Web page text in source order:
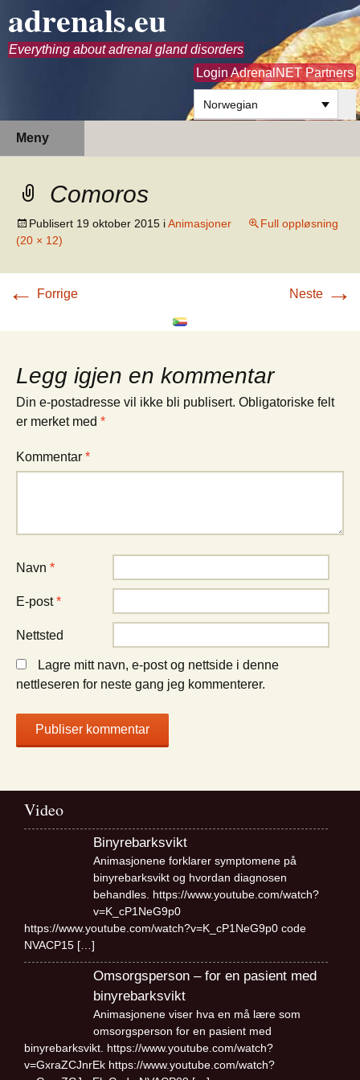
adrenals.eu
Everything about adrenal gland disorders
Login AdrenalNET Partners
Norwegian
Meny
Comoros
Publisert 19 oktober 2015 iAnimasjoner
Full oppløsning
(20 × 12)
← Forrige Neste →
Legg igjen en kommentar
Din e-postadresse vil ikke bli publisert. Obligatoriske felt
er merket med *
Kommentar *
Navn *
E-post*
Nettsted
Lagre mitt navn, e-post og nettside i denne
nettleseren for neste gang jeg kommenterer.
Video
Binyrebarksvikt
Animasjonene forklarer symptomene på
binyrebarksvikt og hvordan diagnosen
behandles. https://www.youtube.com/watch?
v=K_cP1NeG9p0
https://www.youtube.com/watch?v=K_cP1NeG9p0 code
NVACP15 […]
Omsorgsperson – for en pasient med
binyrebarksvikt
Animasjonene viser hva en må lære som
omsorgsperson for en pasient med
binyrebarksvikt. https://www.youtube.com/watch?
v=GxraZCJnrEk https://www.youtube.com/watch?